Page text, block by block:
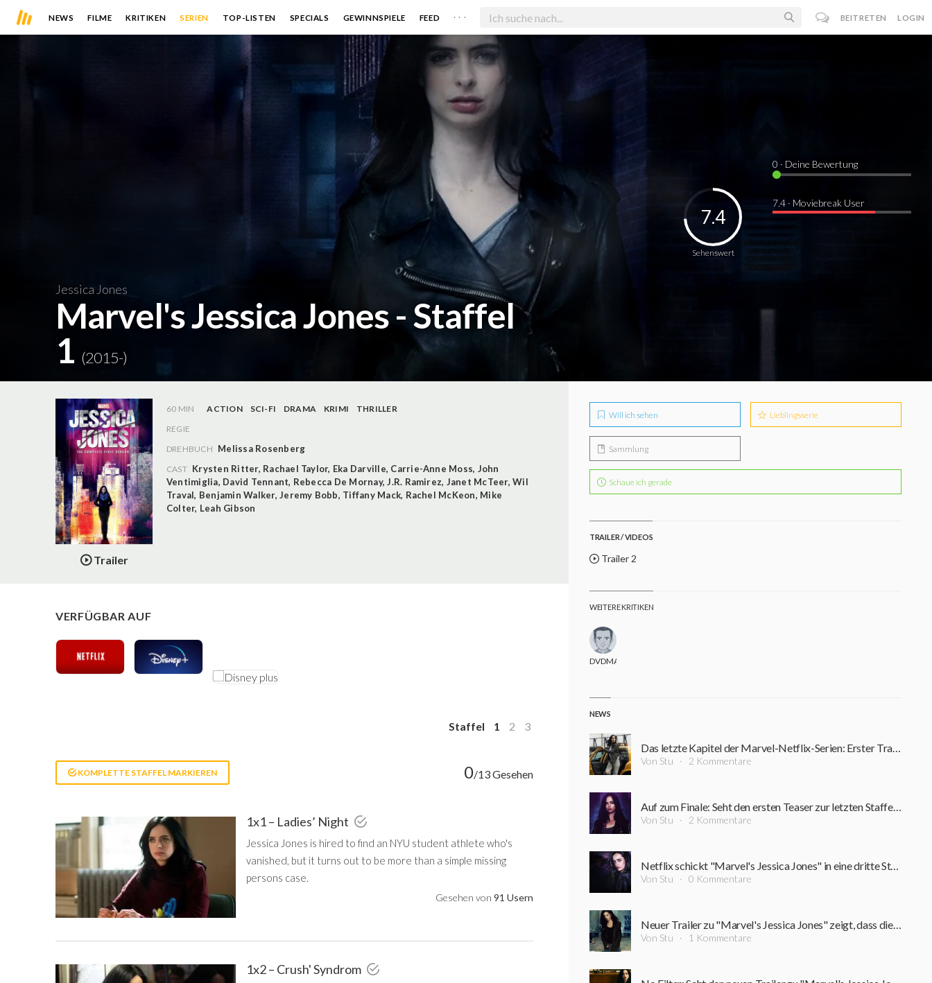
NEWS FILME KRITIKEN SERIEN TOP-LISTEN SPECIALS GEWINNSPIELE FEED . . . BEITRETEN LOGIN
Jessica Jones
Marvel's Jessica Jones - Staffel
1 (2015-)
Sehenswert
7.4
0 · Deine Bewertung
7.4 · Moviebreak User
Trailer
60 MIN ACTION SCI-FI DRAMA KRIMI
THRILLER
REGIE
DREHBUCH Melissa Rosenberg
CAST Krysten Ritter, Rachael Taylor, Eka Darville, Carrie-Anne Moss, John
Ventimiglia, David Tennant, Rebecca De Mornay,J.R. Ramirez, Janet McTeer,Wil
Traval, Benjamin Walker,Jeremy Bobb, Tiffany Mack, Rachel McKeon, Mike
Colter, Leah Gibson
VERFÜGBAR AUF
Staffel 1 2 3
KOMPLETTE STAFFEL MARKIEREN 0/13 Gesehen
1x1 – Ladies’ Night
Jessica Jones is hired to find an NYU student athlete who's
vanished, but it turns out to be more than a simple missing
persons case.
Gesehen von 91 Usern
1x2 – Crush' Syndrom
Will ich sehen Lieblingsserie
Sammlung
Schaue ich gerade
TRAILER / VIDEOS
Trailer 2
WEITERE KRITIKEN
DVDMAX
NEWS
Das letzte Kapitel der Marvel-Netflix-Serien: Erster Trailer zur finalen Staffel "Jessica Jones" ist da
Von Stu 2 Kommentare
Auf zum Finale: Seht den ersten Teaser zur letzten Staffel "Marvel's Jessica Jones"
Von Stu 2 Kommentare
Netflix schickt "Marvel's Jessica Jones" in eine dritte Staffel
Von Stu 0 Kommentare
Neuer Trailer zu "Marvel's Jessica Jones" zeigt, dass die Heldin immer noch verdammt wütend ist
Von Stu 1 Kommentare